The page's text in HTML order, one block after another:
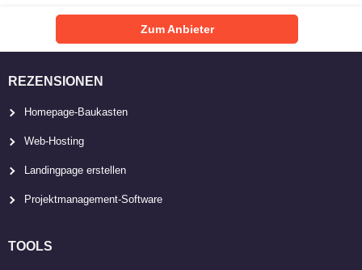
Zum Anbieter
REZENSIONEN
Homepage-Baukasten
Web-Hosting
Landingpage erstellen
Projektmanagement-Software
TOOLS